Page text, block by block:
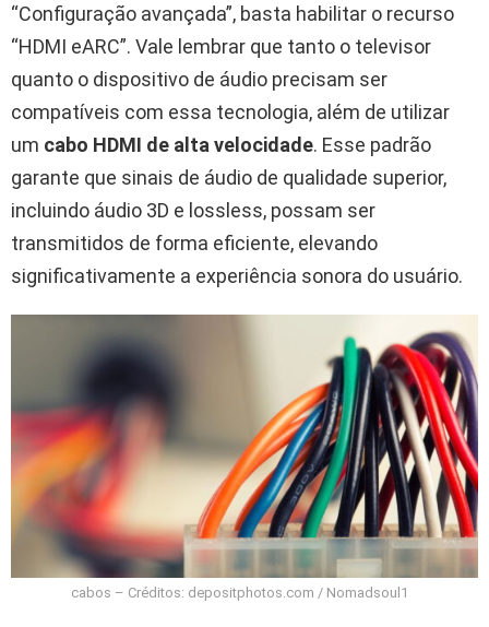
“Configuração avançada”, basta habilitar o recurso
“HDMI eARC”. Vale lembrar que tanto o televisor
quanto o dispositivo de áudio precisam ser
compatíveis com essa tecnologia, além de utilizar
um cabo HDMI de alta velocidade. Esse padrão
garante que sinais de áudio de qualidade superior,
incluindo áudio 3D e lossless, possam ser
transmitidos de forma eficiente, elevando
significativamente a experiência sonora do usuário.
cabos – Créditos: depositphotos.com / Nomadsoul1